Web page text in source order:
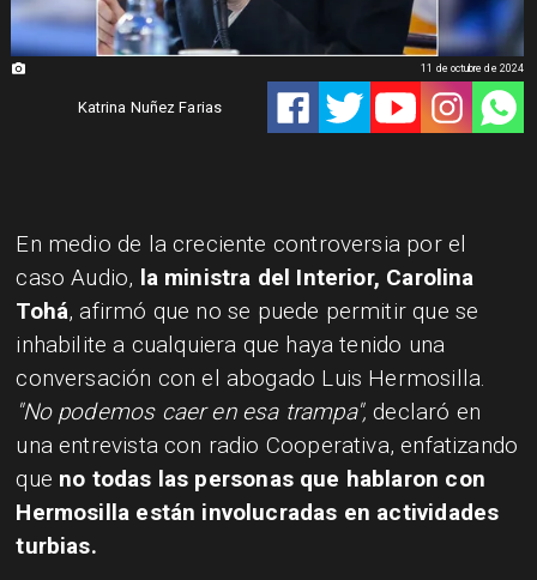
Katrina Nuñez Farias
11 de octubre de 2024
En medio de la creciente controversia por el
caso Audio, la ministra del Interior, Carolina
Tohá, afirmó que no se puede permitir que se
inhabilite a cualquiera que haya tenido una
conversación con el abogado Luis Hermosilla.
"No podemos caer en esa trampa", declaró en
una entrevista con radio Cooperativa, enfatizando
que no todas las personas que hablaron con
Hermosilla están involucradas en actividades
turbias.